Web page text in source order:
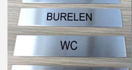
Portfolio
kleuren en lettertypes
Offerte op maat